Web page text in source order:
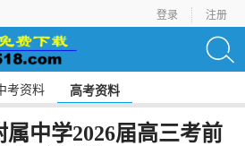
登录 注册
考资料 高考资料
中学2026届高三考前